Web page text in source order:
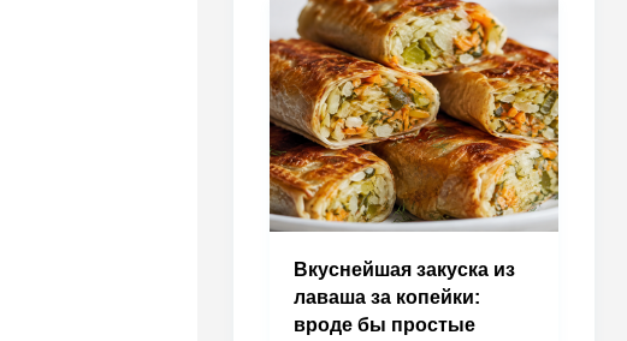
Вкуснейшая закуска из
лаваша за копейки:
вроде бы простые